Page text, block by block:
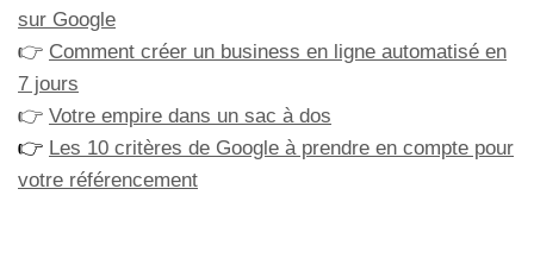
sur Google
👉 Comment créer un business en ligne automatisé en
7 jours
👉 Votre empire dans un sac à dos
👉 Les 10 critères de Google à prendre en compte pour
votre référencement